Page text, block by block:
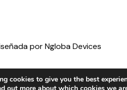
porNgloba Devices
cookies to give you the best